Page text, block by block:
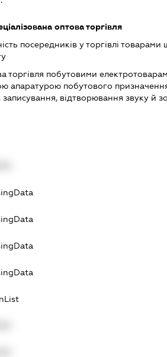
оптова торгівля
посередників у торгівлі
торгівля побутовими
апаратурою побутового
відтворювання звуку й